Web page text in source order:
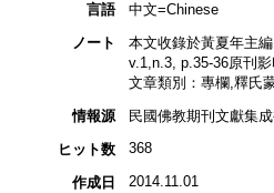
言語
中文=Chinese
ノート
本文收錄於黃夏年主
v.1,n.3, p.35-36原刊
文章類別：專欄,釋氏
情報源
民國佛教期刊文獻集
ヒット数
368
作成日 2014.11.01